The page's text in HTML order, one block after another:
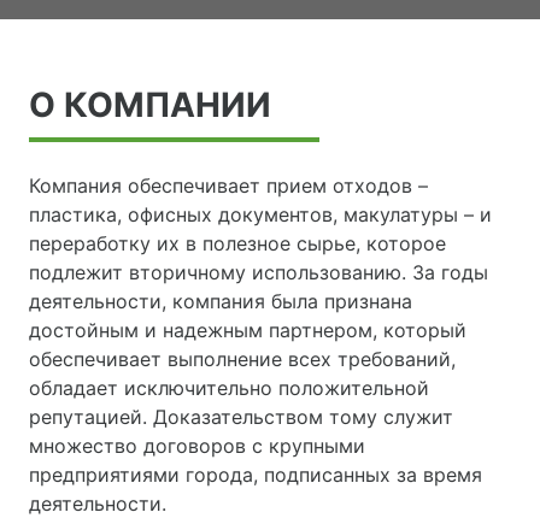
О КОМПАНИИ
Компания обеспечивает прием отходов –
пластика, офисных документов, макулатуры – и
переработку их в полезное сырье, которое
подлежит вторичному использованию. За годы
деятельности, компания была признана
достойным и надежным партнером, который
обеспечивает выполнение всех требований,
обладает исключительно положительной
репутацией. Доказательством тому служит
множество договоров с крупными
предприятиями города, подписанных за время
деятельности.